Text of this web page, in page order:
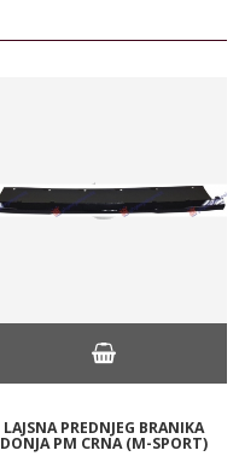
LAJSNA PREDNJEG BRANIKA
DONJA PM CRNA (M-SPORT)